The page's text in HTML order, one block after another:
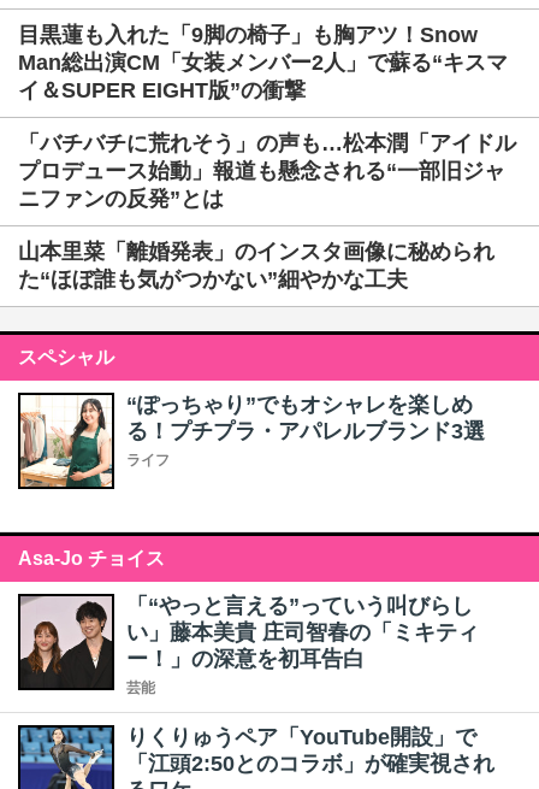
目黒蓮も入れた「9脚の椅子」も胸アツ！Snow
Man総出演CM「女装メンバー2人」で蘇る“キスマ
イ＆SUPER EIGHT版”の衝撃
「バチバチに荒れそう」の声も…松本潤「アイドル
プロデュース始動」報道も懸念される“一部旧ジャ
ニファンの反発”とは
山本里菜「離婚発表」のインスタ画像に秘められ
た“ほぼ誰も気がつかない”細やかな工夫
スペシャル
“ぽっちゃり”でもオシャレを楽しめ
る！プチプラ・アパレルブランド3選
ライフ
Asa-Jo チョイス
「“やっと言える”っていう叫びらし
い」藤本美貴 庄司智春の「ミキティ
ー！」の深意を初耳告白
芸能
りくりゅうペア「YouTube開設」で
「江頭2:50とのコラボ」が確実視され